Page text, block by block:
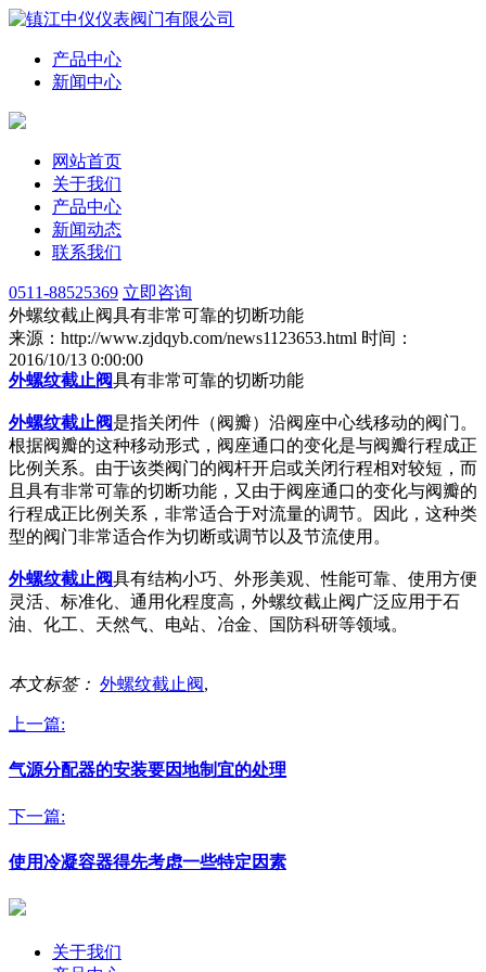
产品中心
新闻中心
网站首页
关于我们
产品中心
新闻动态
联系我们
0511-88525369 立即咨询
外螺纹截止阀具有非常可靠的切断功能
来源：http://www.zjdqyb.com/news1123653.html 时间：
2016/10/13 0:00:00
外螺纹截止阀具有非常可靠的切断功能
外螺纹截止阀是指关闭件（阀瓣）沿阀座中心线移动的阀门。
根据阀瓣的这种移动形式，阀座通口的变化是与阀瓣行程成正
比例关系。由于该类阀门的阀杆开启或关闭行程相对较短，而
且具有非常可靠的切断功能，又由于阀座通口的变化与阀瓣的
行程成正比例关系，非常适合于对流量的调节。因此，这种类
型的阀门非常适合作为切断或调节以及节流使用。
外螺纹截止阀具有结构小巧、外形美观、性能可靠、使用方便
灵活、标准化、通用化程度高，外螺纹截止阀广泛应用于石
油、化工、天然气、电站、冶金、国防科研等领域。
本文标签： 外螺纹截止阀,
上一篇:
气源分配器的安装要因地制宜的处理
下一篇:
使用冷凝容器得先考虑一些特定因素
关于我们